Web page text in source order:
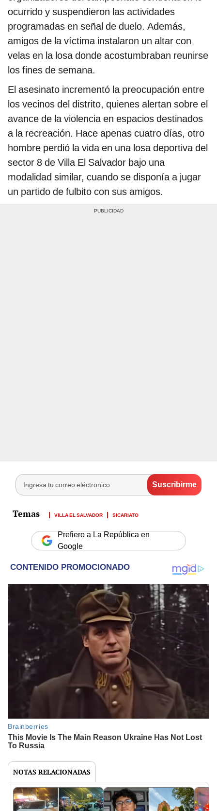
ocurrido y suspendieron las actividades
programadas en señal de duelo. Además,
amigos de la víctima instalaron un altar con
velas en la losa donde acostumbraban reunirse
los fines de semana.
El asesinato incrementó la preocupación entre
los vecinos del distrito, quienes alertan sobre el
avance de la violencia en espacios destinados
a la recreación. Hace apenas cuatro días, otro
hombre perdió la vida en una losa deportiva del
sector 8 de Villa El Salvador bajo una
modalidad similar, cuando se disponía a jugar
un partido de fulbito con sus amigos.
VILLA EL SALVADOR SICARIATO
Prefiero a La República en
Google
NOTAS RELACIONADAS